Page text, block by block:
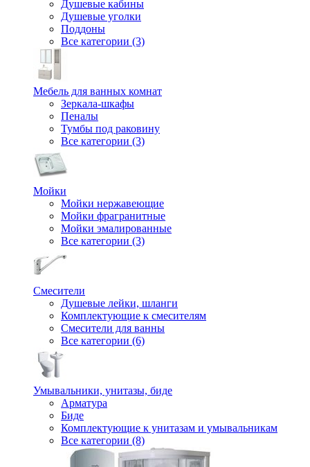
Душевые кабины
Душевые уголки
Поддоны
Все категории (3)
Мебель для ванных комнат
Зеркала-шкафы
Пеналы
Тумбы под раковину
Все категории (3)
Мойки
Мойки нержавеющие
Мойки фрагранитные
Мойки эмалированные
Все категории (3)
Смесители
Душевые лейки, шланги
Комплектующие к смесителям
Смесители для ванны
Все категории (6)
Умывальники, унитазы, биде
Арматура
Биде
Комплектующие к унитазам и умывальникам
Все категории (8)